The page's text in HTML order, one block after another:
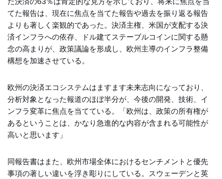
てた報告は、現在に焦点を当てた報告や過去を振り返る報告
よりも著しく楽観的であった。決済主権、米国が支配する決
済インフラへの依存、ドル建てステーブルコインに関する懸
念の高まりが、政策議論を形成し、欧州主導のインフラ整備
構想を加速させている。
欧州の決済エコシステムはますます未来志向になっており、
分析対象となった報道のほぼ半分が、今後の開発、技術、イ
ンフラ変革に焦点を当てている。「欧州は、政策の所有権が
あるということは、かなり急進的な内容が含まれる可能性が
高いと思います」
同報告書はまた、欧州市場全体におけるセンチメントと優先
事項の著しい違いを浮き彫りにしている。スウェーデンと英